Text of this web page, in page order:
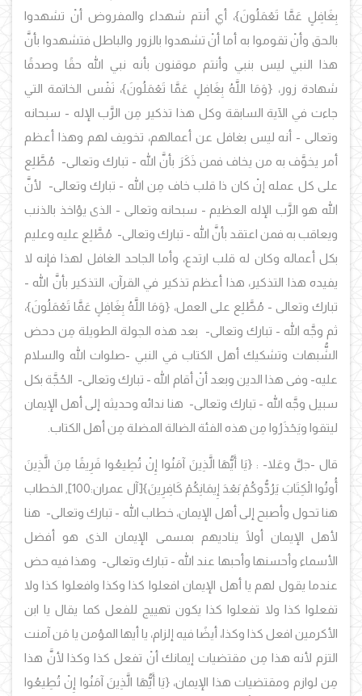
بِغَافِلٍ عَمَّا تَعْمَلُونَ}، أي أنتم شهداء والمفروض أنْ تشهدوا
بالحق وأنْ تقوموا به أما أنْ تشهدوا بالزور والباطل فتشهدوا بأنَّ
هذا النبي ليس بنبي وأنتم موقنون بأنه نبي الله حقًا وصدقًا
شهادة زور، {وَمَا اللَّهُ بِغَافِلٍ عَمَّا تَعْمَلُونَ}، نَفْس الخاتمة التي
جاءت في الآية السابقة وكل هذا تذكير مِن الرَّب الإله - سبحانه
وتعالى - أنه ليس بغافل عن أعمالهم، تخويف لهم وهذا أعظم
أمر يخوَّف به من يخاف فمن ذَكَرَ بأنَّ الله - تبارك وتعالى- مُطَّلِع
على كل عمله إنْ كان ذا قلب خاف مِن الله - تبارك وتعالى- لأنَّ
الله هو الرَّب الإله العظيم - سبحانه وتعالى - الذى يؤاخذ بالذنب
ويعاقب به فمن اعتقد بأنَّ الله - تبارك وتعالى- مُطَّلِع عليه وعليم
بكل أعماله وكان له قلب ارتدع، وأما الجاحد الغافل لهذا فإنه لا
يفيده هذا التذكير، هذا أعظم تذكير في القرآن، التذكير بأنَّ الله -
تبارك وتعالى - مُطَّلِع على العمل، {وَمَا اللَّهُ بِغَافِلٍ عَمَّا تَعْمَلُونَ}،
ثم وجَّه الله - تبارك وتعالى- بعد هذه الجولة الطويلة مِن دحض
الشُّبهات وتشكيك أهل الكتاب في النبي -صلوات الله والسلام
عليه- وفى هذا الدين وبعد أنْ أقام الله - تبارك وتعالى- الحُجَّة بكل
سبيل وجَّه الله - تبارك وتعالى- هنا ندائه وحديثه إلى أهل الإيمان
ليتقوا ويَحْذَرُوا مِن هذه الفئة الضالة المضلة مِن أهل الكتاب.
قال -جلَّ وعَلا- : {يَا أَيُّهَا الَّذِينَ آمَنُوا إِنْ تُطِيعُوا فَرِيقًا مِنَ الَّذِينَ
أُوتُوا الْكِتَابَ يَرُدُّوكُمْ بَعْدَ إِيمَانِكُمْ كَافِرِينَ}[آل عمران:100], الخطاب
هنا تحول وأصبح إلى أهل الإيمان، خطاب الله - تبارك وتعالى- هنا
لأهل الإيمان أولًا يناديهم بمسمى الإيمان الذى هو أفضل
الأسماء وأحسنها وأحبها عند الله - تبارك وتعالى- وهذا فيه حض
عندما يقول لهم يا أهل الإيمان افعلوا كذا وكذا وافعلوا كذا ولا
تفعلوا كذا ولا تفعلوا كذا يكون تهييج للفعل كما يقال يا ابن
الأكرمين افعل كذا وكذا، أيضًا فيه إلزام، يا أيها المؤمن يا مَن آمنت
التزم لأنه هذا مِن مقتضيات إيمانك أنْ تفعل كذا وكذا لأنَّ هذا
مِن لوازم ومقتضيات هذا الإيمان، {يَا أَيُّهَا الَّذِينَ آمَنُوا إِنْ تُطِيعُوا